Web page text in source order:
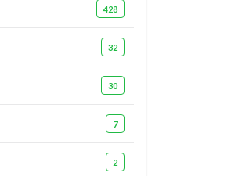
428
32
30
7
2